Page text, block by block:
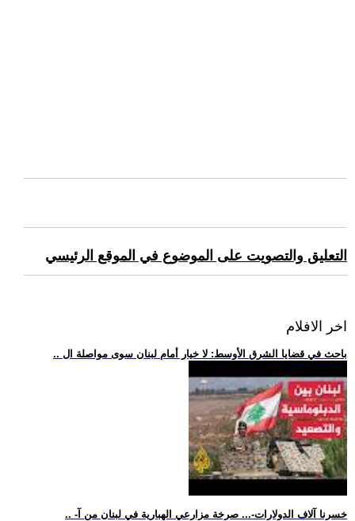
التعليق والتصويت على الموضوع في الموقع الرئيسي
اخر الافلام
.. باحث في قضايا الشرق الأوسط: لا خيار أمام لبنان سوى مواصلة ال
.. -خسرنا آلاف الدولارات-... صرخة مزارعي الهبارية في لبنان من آ